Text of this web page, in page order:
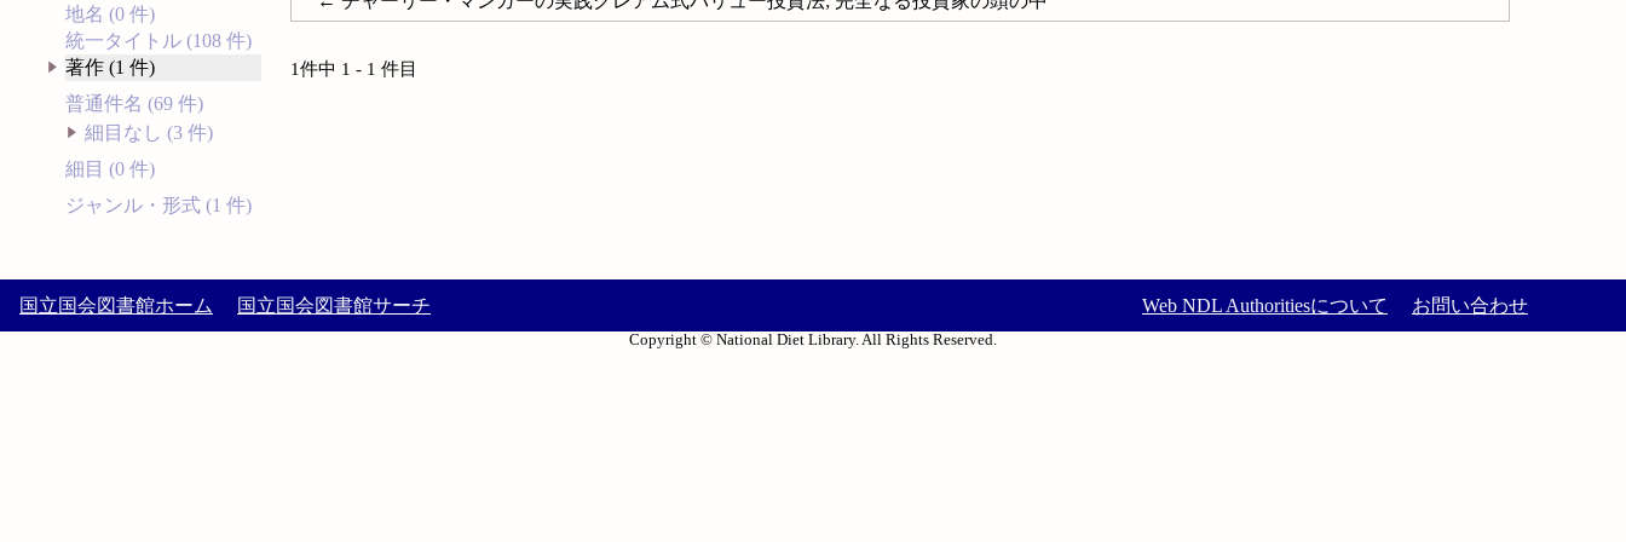
地名 (0 件)
統一タイトル (108 件)
著作 (1 件)
普通件名 (69 件)
細目なし (3 件)
細目 (0 件)
ジャンル・形式 (1 件)
1件中 1 - 1 件目
国立国会図書館ホーム 国立国会図書館サーチ Web NDL Authoritiesについて お問い合わせ
Copyright © National Diet Library. All Rights Reserved.